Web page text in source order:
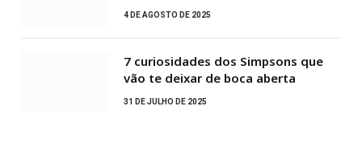
4 DE AGOSTO DE 2025
7 curiosidades dos Simpsons que
vão te deixar de boca aberta
31 DE JULHO DE 2025